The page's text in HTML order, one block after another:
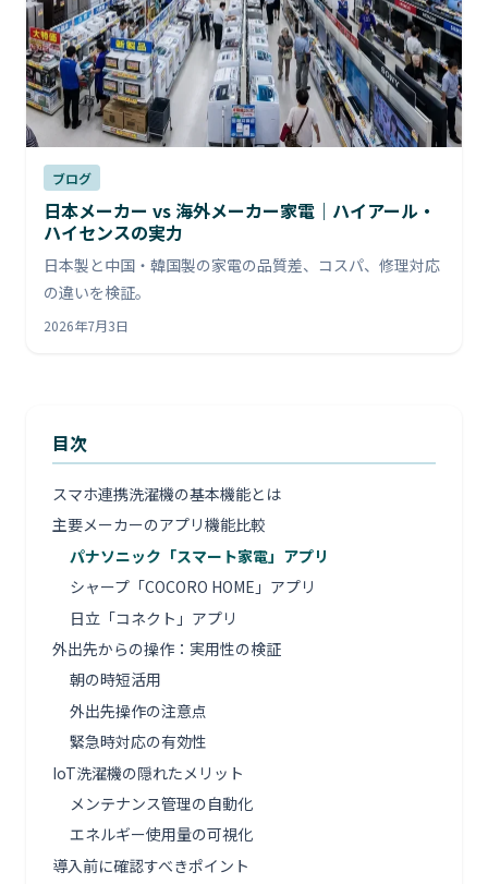
ブログ
日本メーカー vs 海外メーカー家電｜ハイアール・
ハイセンスの実力
日本製と中国・韓国製の家電の品質差、コスパ、修理対応
の違いを検証。
2026年7月3日
目次
スマホ連携洗濯機の基本機能とは
主要メーカーのアプリ機能比較
パナソニック「スマート家電」アプリ
シャープ「COCORO HOME」アプリ
日立「コネクト」アプリ
外出先からの操作：実用性の検証
朝の時短活用
外出先操作の注意点
緊急時対応の有効性
IoT洗濯機の隠れたメリット
メンテナンス管理の自動化
エネルギー使用量の可視化
導入前に確認すべきポイント